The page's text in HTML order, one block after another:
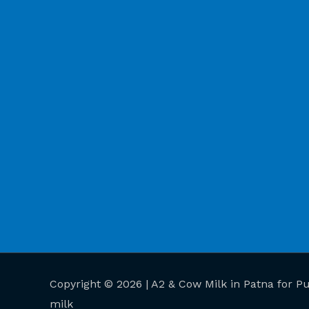
Copyright © 2026 | A2 & Cow Milk in Patna for
milk